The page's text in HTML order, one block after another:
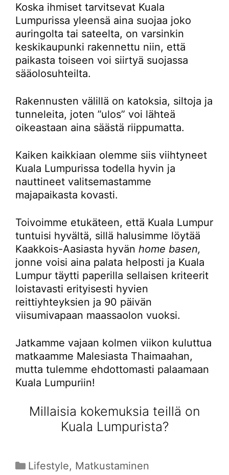
Koska ihmiset tarvitsevat Kuala
Lumpurissa yleensä aina suojaa joko
auringolta tai sateelta, on varsinkin
keskikaupunki rakennettu niin, että
paikasta toiseen voi siirtyä suojassa
sääolosuhteilta.
Rakennusten välillä on katoksia, siltoja ja
tunneleita, joten ”ulos” voi lähteä
oikeastaan aina säästä riippumatta.
Kaiken kaikkiaan olemme siis viihtyneet
Kuala Lumpurissa todella hyvin ja
nauttineet valitsemastamme
majapaikasta kovasti.
Toivoimme etukäteen, että Kuala Lumpur
tuntuisi hyvältä, sillä halusimme löytää
Kaakkois-Aasiasta hyvän home basen,
jonne voisi aina palata helposti ja Kuala
Lumpur täytti paperilla sellaisen kriteerit
loistavasti erityisesti hyvien
reittiyhteyksien ja 90 päivän
viisumivapaan maassaolon vuoksi.
Jatkamme vajaan kolmen viikon kuluttua
matkaamme Malesiasta Thaimaahan,
mutta tulemme ehdottomasti palaamaan
Kuala Lumpuriin!
Millaisia kokemuksia teillä on
Kuala Lumpurista?
Kategoriat
Lifestyle, Matkustaminen